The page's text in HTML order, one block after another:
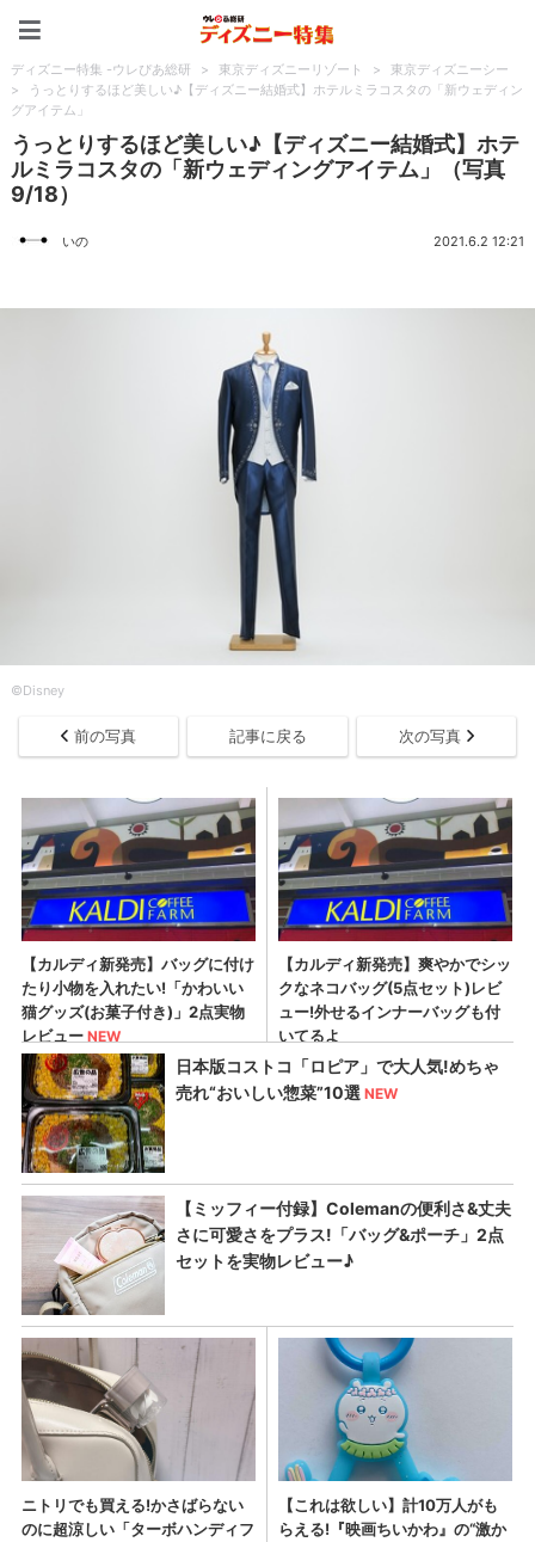
ディズニー特集 -ウレぴあ総研 > 東京ディズニーリゾート >
東京ディズニーシー
>
うっとりするほど美しい♪【ディズニー結婚式】ホテルミラコスタの「新ウェディン
グアイテム」
うっとりするほど美しい♪【ディズニー結婚式】ホテ
ルミラコスタの「新ウェディングアイテム」（写真
9/18）
いの 2021.6.2 12:21
©Disney
前の写真 記事に戻る 次の写真